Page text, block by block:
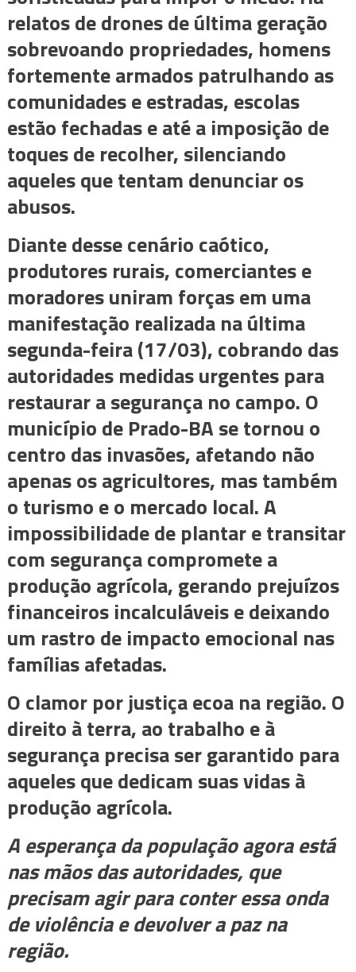
relatos de drones de última geração
sobrevoando propriedades, homens
fortemente armados patrulhando as
comunidades e estradas, escolas
estão fechadas e até a imposição de
toques de recolher, silenciando
aqueles que tentam denunciar os
abusos.
Diante desse cenário caótico,
produtores rurais, comerciantes e
moradores uniram forças em uma
manifestação realizada na última
segunda-feira (17/03), cobrando das
autoridades medidas urgentes para
restaurar a segurança no campo. O
município de Prado-BA se tornou o
centro das invasões, afetando não
apenas os agricultores, mas também
o turismo e o mercado local. A
impossibilidade de plantar e transitar
com segurança compromete a
produção agrícola, gerando prejuízos
financeiros incalculáveis e deixando
um rastro de impacto emocional nas
famílias afetadas.
O clamor por justiça ecoa na região. O
direito à terra, ao trabalho e à
segurança precisa ser garantido para
aqueles que dedicam suas vidas à
produção agrícola.
A esperança da população agora está
nas mãos das autoridades, que
precisam agir para conter essa onda
de violência e devolver a paz na
região.